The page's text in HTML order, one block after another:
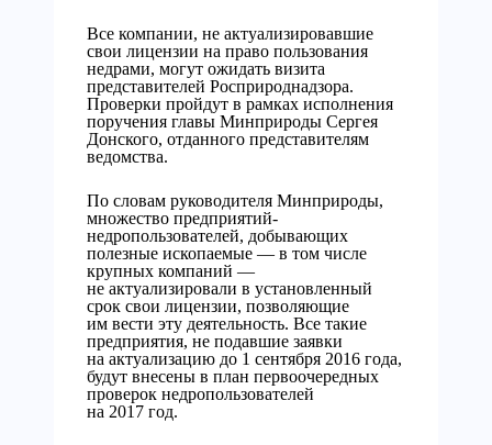
Все компании, не актуализировавшие
свои лицензии на право пользования
недрами, могут ожидать визита
представителей Росприроднадзора.
Проверки пройдут в рамках исполнения
поручения главы Минприроды Сергея
Донского, отданного представителям
ведомства.
По словам руководителя Минприроды,
множество предприятий-
недропользователей, добывающих
полезные ископаемые — в том числе
крупных компаний —
не актуализировали в установленный
срок свои лицензии, позволяющие
им вести эту деятельность. Все такие
предприятия, не подавшие заявки
на актуализацию до 1 сентября 2016 года,
будут внесены в план первоочередных
проверок недропользователей
на 2017 год.